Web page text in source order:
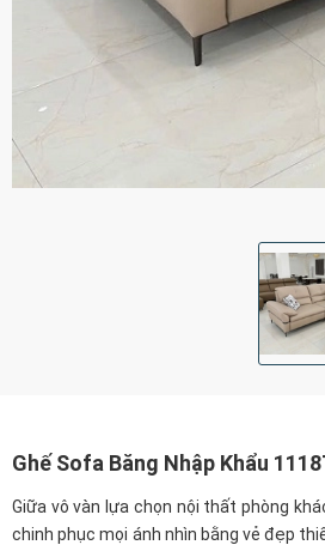
Ghế Sofa Băng Nhập Khẩu
Giữa vô vàn lựa chọn nội thất phòng
chinh phục mọi ánh nhìn bằng vẻ đẹp